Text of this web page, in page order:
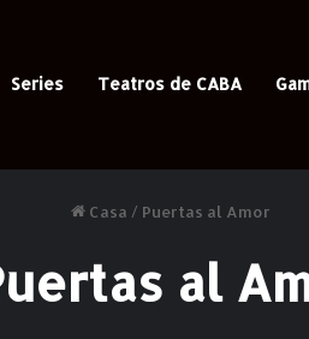
Series Teatros de CABA
Casa / Puertas al Amor
al